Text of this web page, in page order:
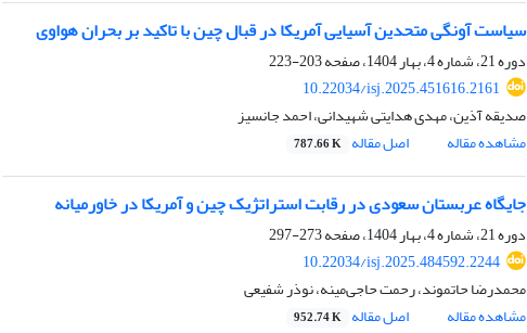
سیاست آونگی متحدین آسیایی آمریکا در قبال چین با تاکید بر بحران هواوی
دوره 21، شماره 4، بهار 1404، صفحه
203-223
10.22034/isj.2025.451616.2161
صدیقه آذین، مهدی هدایتی شهیدانی، احمد جانسیز
مشاهده مقاله
اصل مقاله 787.66 K
جایگاه عربستان سعودی در رقابت استراتژیک چین و آمریکا در خاورمیانه
دوره 21، شماره 4، بهار 1404، صفحه
273-297
10.22034/isj.2025.484592.2244
محمدرضا حاتموند، رحمت حاجی‌مینه، نوذر شفیعی
مشاهده مقاله
اصل مقاله 952.74 K